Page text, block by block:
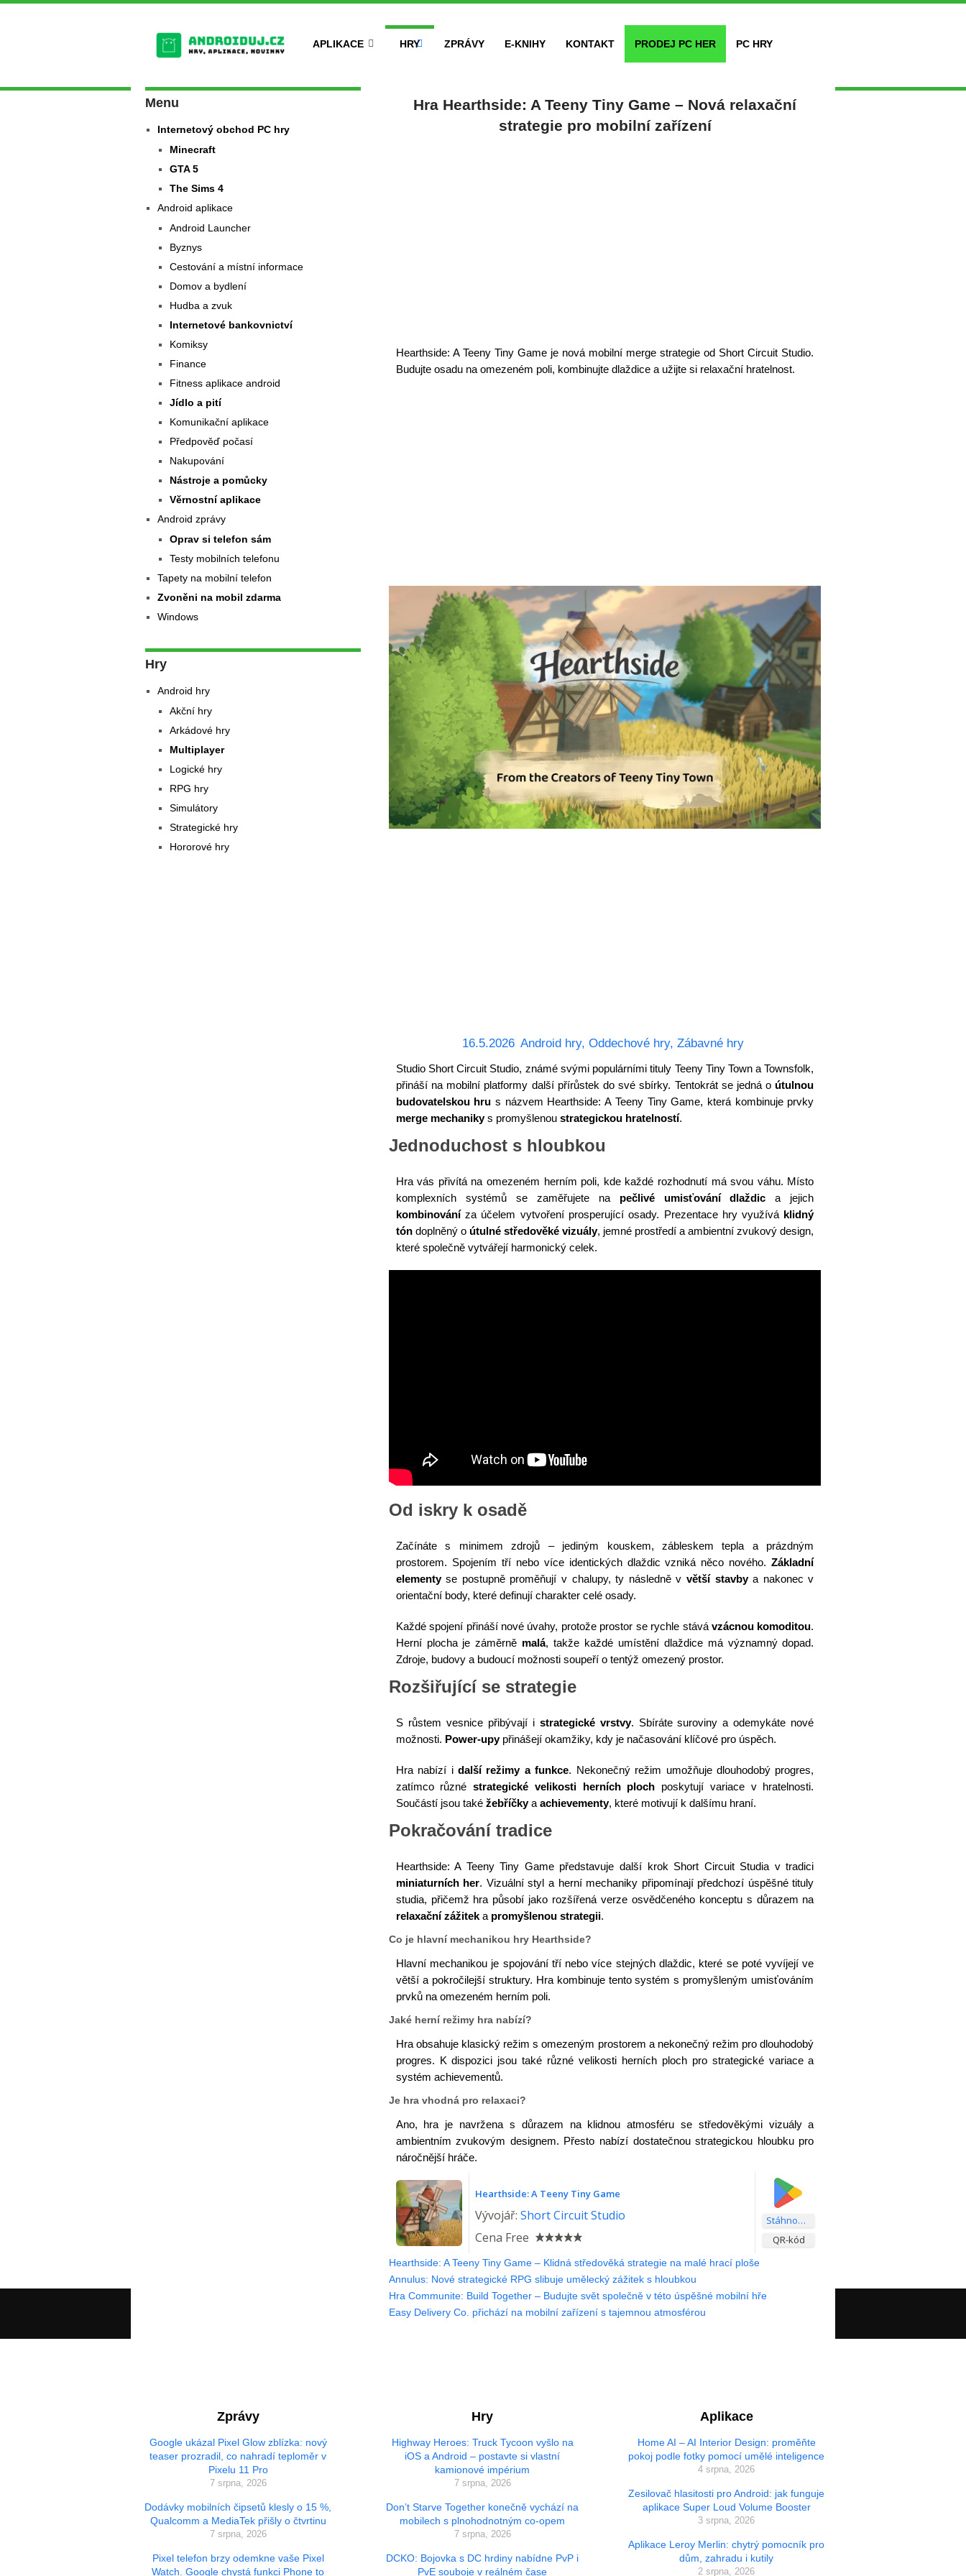
APLIKACE HRY ZPRÁVY E-KNIHY KONTAKT PRODEJ PC HER PC HRY
Hra Hearthside: A Teeny Tiny Game – Nová relaxační
strategie pro mobilní zařízení
Hearthside: A Teeny Tiny Game je nová mobilní merge strategie od Short Circuit Studio.
Budujte osadu na omezeném poli, kombinujte dlaždice a užijte si relaxační hratelnost.
16.5.2026 Android hry,Oddechové hry,Zábavné hry
Studio Short Circuit Studio, známé svými populárními tituly Teeny Tiny Town a Townsfolk,
přináší na mobilní platformy další přírůstek do své sbírky. Tentokrát se jedná o útulnou
budovatelskou hru s názvem Hearthside: A Teeny Tiny Game, která kombinuje prvky
merge mechanikys promyšlenou strategickou hratelností.
Jednoduchost s hloubkou
Hra vás přivítá na omezeném herním poli, kde každé rozhodnutí má svou váhu. Místo
komplexních systémů se zaměřujete na pečlivé umisťování dlaždic a jejich
kombinováníza účelem vytvoření prosperující osady. Prezentace hry využívá klidný
tóndoplněný o útulné středověké vizuály, jemné prostředí a ambientní zvukový design,
které společně vytvářejí harmonický celek.
Od iskry k osadě
Začínáte s minimem zdrojů – jediným kouskem, zábleskem tepla a prázdným
prostorem. Spojením tří nebo více identických dlaždic vzniká něco nového.Základní
elementyse postupně proměňují v chalupy, ty následně vvětší stavbya nakonec v
orientační body, které definují charakter celé osady.
Každé spojení přináší nové úvahy, protože prostor se rychle stává vzácnou komoditou.
Herní plocha je záměrně malá, takže každé umístění dlaždice má významný dopad.
Zdroje, budovy a budoucí možnosti soupeří o tentýž omezený prostor.
Rozšiřující se strategie
S růstem vesnice přibývají i strategické vrstvy. Sbíráte suroviny a odemykáte nové
možnosti. Power-upypřinášejí okamžiky, kdy je načasování klíčové pro úspěch.
Hra nabízí i další režimy a funkce. Nekonečný režim umožňuje dlouhodobý progres,
zatímco různéstrategické velikosti herních ploch poskytují variace v hratelnosti.
Součástí jsou také žebříčkya achievementy, které motivují k dalšímu hraní.
Pokračování tradice
Hearthside: A Teeny Tiny Game představuje další krok Short Circuit Studia v tradici
miniaturních her. Vizuální styl a herní mechaniky připomínají předchozí úspěšné tituly
studia, přičemž hra působí jako rozšířená verze osvědčeného konceptu s důrazem na
relaxační zážiteka promyšlenou strategii.
Co je hlavní mechanikou hry Hearthside?
Hlavní mechanikou je spojování tří nebo více stejných dlaždic, které se poté vyvíjejí ve
větší a pokročilejší struktury. Hra kombinuje tento systém s promyšleným umisťováním
prvků na omezeném herním poli.
Jaké herní režimy hra nabízí?
Hra obsahuje klasický režim s omezeným prostorem a nekonečný režim pro dlouhodobý
progres. K dispozici jsou také různé velikosti herních ploch pro strategické variace a
systém achievementů.
Je hra vhodná pro relaxaci?
Ano, hra je navržena s důrazem na klidnou atmosféru se středověkými vizuály a
ambientním zvukovým designem. Přesto nabízí dostatečnou strategickou hloubku pro
náročnější hráče.
Stáhnout aplikaci
QR-kód
Hearthside: A Teeny Tiny Game
Vývojář: Short Circuit Studio
Cena Free
Hearthside: A Teeny Tiny Game – Klidná středověká strategie na malé hrací ploše
Annulus: Nové strategické RPG slibuje umělecký zážitek s hloubkou
Hra Communite: Build Together – Budujte svět společně v této úspěšné mobilní hře
Easy Delivery Co. přichází na mobilní zařízení s tajemnou atmosférou
Menu
Internetový obchod PC hry
Minecraft
GTA 5
The Sims 4
Android aplikace
Android Launcher
Byznys
Cestování a místní informace
Domov a bydlení
Hudba a zvuk
Internetové bankovnictví
Komiksy
Finance
Fitness aplikace android
Jídlo a pití
Komunikační aplikace
Předpověď počasí
Nakupování
Nástroje a pomůcky
Věrnostní aplikace
Android zprávy
Oprav si telefon sám
Testy mobilních telefonu
Tapety na mobilní telefon
Zvoněni na mobil zdarma
Windows
Hry
Android hry
Akční hry
Arkádové hry
Multiplayer
Logické hry
RPG hry
Simulátory
Strategické hry
Hororové hry
Zprávy
Google ukázal Pixel Glow zblízka: nový
teaser prozradil, co nahradí teploměr v
Pixelu 11 Pro
7 srpna, 2026
Dodávky mobilních čipsetů klesly o 15 %,
Qualcomm a MediaTek přišly o čtvrtinu
7 srpna, 2026
Pixel telefon brzy odemkne vaše Pixel
Watch. Google chystá funkci Phone to
Hry
Highway Heroes: Truck Tycoon vyšlo na
iOS a Android – postavte si vlastní
kamionové impérium
7 srpna, 2026
Don’t Starve Together konečně vychází na
mobilech s plnohodnotným co-opem
7 srpna, 2026
DCKO: Bojovka s DC hrdiny nabídne PvP i
PvE souboje v reálném čase
Aplikace
Home AI – AI Interior Design: proměňte
pokoj podle fotky pomocí umělé inteligence
4 srpna, 2026
Zesilovač hlasitosti pro Android: jak funguje
aplikace Super Loud Volume Booster
3 srpna, 2026
Aplikace Leroy Merlin: chytrý pomocník pro
dům, zahradu i kutily
2 srpna, 2026